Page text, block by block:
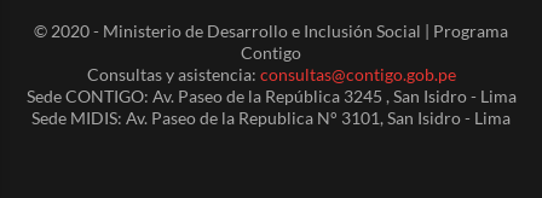
© 2020 - Ministerio de Desarrollo e Inclusión Social | Programa
Contigo
Consultas y asistencia: consultas@contigo.gob.pe
Sede CONTIGO: Av. Paseo de la República 3245 , San Isidro - Lima
Sede MIDIS: Av. Paseo de la Republica N° 3101, San Isidro - Lima